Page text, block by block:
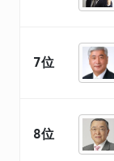
7位
8位